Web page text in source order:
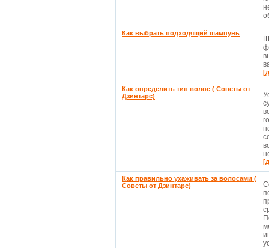
Как выбрать подходящий шампунь
Как определить тип волос ( Советы от
Дзинтарс)
Как правильно ухаживать за волосами (
Советы от Дзинтарс)